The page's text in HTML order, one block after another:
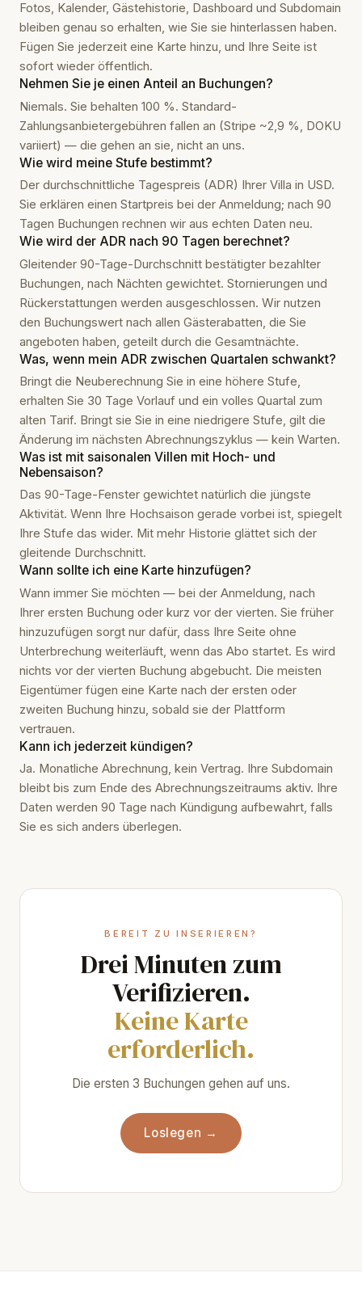
Fotos, Kalender, Gästehistorie, Dashboard und Subdomain
bleiben genau so erhalten, wie Sie sie hinterlassen haben.
Fügen Sie jederzeit eine Karte hinzu, und Ihre Seite ist
sofort wieder öffentlich.
Nehmen Sie je einen Anteil an Buchungen?
Niemals. Sie behalten 100 %. Standard-
Zahlungsanbietergebühren fallen an (Stripe ~2,9 %, DOKU
variiert) — die gehen an sie, nicht an uns.
Wie wird meine Stufe bestimmt?
Der durchschnittliche Tagespreis (ADR) Ihrer Villa in USD.
Sie erklären einen Startpreis bei der Anmeldung; nach 90
Tagen Buchungen rechnen wir aus echten Daten neu.
Wie wird der ADR nach 90 Tagen berechnet?
Gleitender 90-Tage-Durchschnitt bestätigter bezahlter
Buchungen, nach Nächten gewichtet. Stornierungen und
Rückerstattungen werden ausgeschlossen. Wir nutzen
den Buchungswert nach allen Gästerabatten, die Sie
angeboten haben, geteilt durch die Gesamtnächte.
Was, wenn mein ADR zwischen Quartalen schwankt?
Bringt die Neuberechnung Sie in eine höhere Stufe,
erhalten Sie 30 Tage Vorlauf und ein volles Quartal zum
alten Tarif. Bringt sie Sie in eine niedrigere Stufe, gilt die
Änderung im nächsten Abrechnungszyklus — kein Warten.
Was ist mit saisonalen Villen mit Hoch- und
Nebensaison?
Das 90-Tage-Fenster gewichtet natürlich die jüngste
Aktivität. Wenn Ihre Hochsaison gerade vorbei ist, spiegelt
Ihre Stufe das wider. Mit mehr Historie glättet sich der
gleitende Durchschnitt.
Wann sollte ich eine Karte hinzufügen?
Wann immer Sie möchten — bei der Anmeldung, nach
Ihrer ersten Buchung oder kurz vor der vierten. Sie früher
hinzuzufügen sorgt nur dafür, dass Ihre Seite ohne
Unterbrechung weiterläuft, wenn das Abo startet. Es wird
nichts vor der vierten Buchung abgebucht. Die meisten
Eigentümer fügen eine Karte nach der ersten oder
zweiten Buchung hinzu, sobald sie der Plattform
vertrauen.
Kann ich jederzeit kündigen?
Ja. Monatliche Abrechnung, kein Vertrag. Ihre Subdomain
bleibt bis zum Ende des Abrechnungszeitraums aktiv. Ihre
Daten werden 90 Tage nach Kündigung aufbewahrt, falls
Sie es sich anders überlegen.
BEREIT ZU INSERIEREN?
Drei Minuten zum
Verifizieren.
Keine Karte
erforderlich.
Die ersten 3 Buchungen gehen auf uns.
Loslegen →